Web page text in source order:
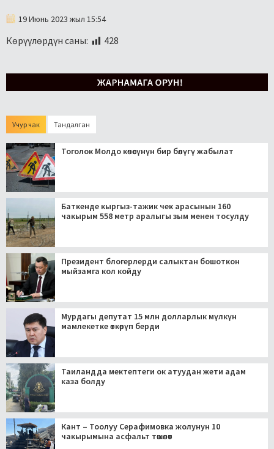
19 Июнь 2023 жыл 15:54
Көрүүлөрдүн саны: 428
Учур чак Тандалган
Тоголок Молдо көчөсүнүн бир бөлүгү жабылат
Баткенде кыргыз-тажик чек арасынын 160
чакырым 558 метр аралыгы зым менен тосулду
Президент блогерлерди салыктан бошоткон
мыйзамга кол койду
Мурдагы депутат 15 млн долларлык мүлкүн
мамлекетке өткөрүп берди
Таиландда мектептеги ок атуудан жети адам
каза болду
Кант – Тоолуу Серафимовка жолунун 10
чакырымына асфальт төшөлөт